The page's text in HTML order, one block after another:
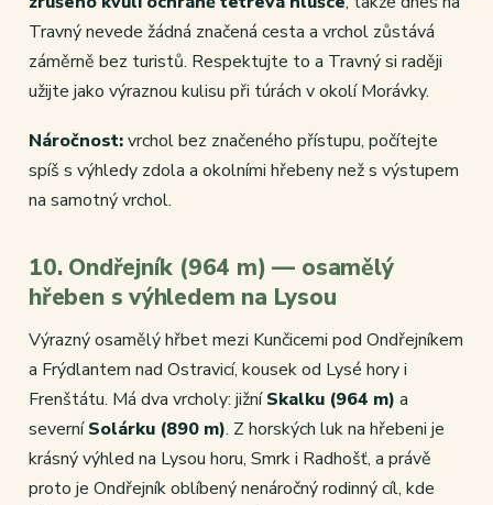
Travný nevede žádná značená cesta a vrchol zůstává
záměrně bez turistů. Respektujte to a Travný si raději
užijte jako výraznou kulisu při túrách v okolí Morávky.
Náročnost:vrchol bez značeného přístupu, počítejte
spíš s výhledy zdola a okolními hřebeny než s výstupem
na samotný vrchol.
10. Ondřejník (964 m) — osamělý
hřeben s výhledem na Lysou
Výrazný osamělý hřbet mezi Kunčicemi pod Ondřejníkem
a Frýdlantem nad Ostravicí, kousek od Lysé hory i
Frenštátu. Má dva vrcholy: jižníSkalku (964 m) a
severníSolárku (890 m). Z horských luk na hřebeni je
krásný výhled na Lysou horu, Smrk i Radhošť, a právě
proto je Ondřejník oblíbený nenáročný rodinný cíl, kde